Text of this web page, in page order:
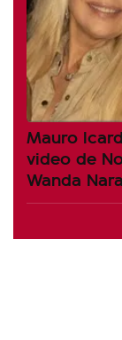
Mauro
video de
Wanda Nara